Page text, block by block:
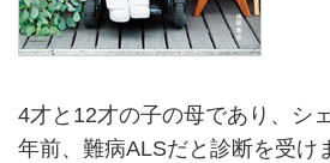
4才と12才の子の母であり、シ
年前、難病ALSだと診断を受け